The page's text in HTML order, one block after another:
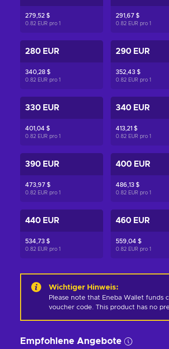
279,52 $
0.82 EUR pro 1
291,67 $
0.82 EUR pro 1
280 EUR
340,28 $
0.82 EUR pro 1
290 EUR
352,43 $
0.82 EUR pro 1
330 EUR
401,04 $
0.82 EUR pro 1
340 EUR
413,21 $
0.82 EUR pro 1
390 EUR
473,97 $
0.82 EUR pro 1
400 EUR
486,13 $
0.82 EUR pro 1
440 EUR
534,73 $
0.82 EUR pro 1
460 EUR
559,04 $
0.82 EUR pro 1
Wichtiger Hinweis:
Please note that Eneba Wallet funds
voucher code. This product has no
Empfohlene Angebote